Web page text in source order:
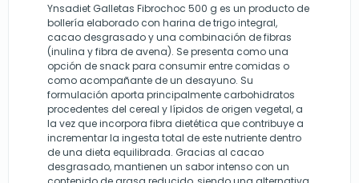
Ynsadiet Galletas Fibrochoc 500 g es un producto de
bollería elaborado con harina de trigo integral,
cacao desgrasado y una combinación de fibras
(inulina y fibra de avena). Se presenta como una
opción de snack para consumir entre comidas o
como acompañante de un desayuno. Su
formulación aporta principalmente carbohidratos
procedentes del cereal y lípidos de origen vegetal, a
la vez que incorpora fibra dietética que contribuye a
incrementar la ingesta total de este nutriente dentro
de una dieta equilibrada. Gracias al cacao
desgrasado, mantienen un sabor intenso con un